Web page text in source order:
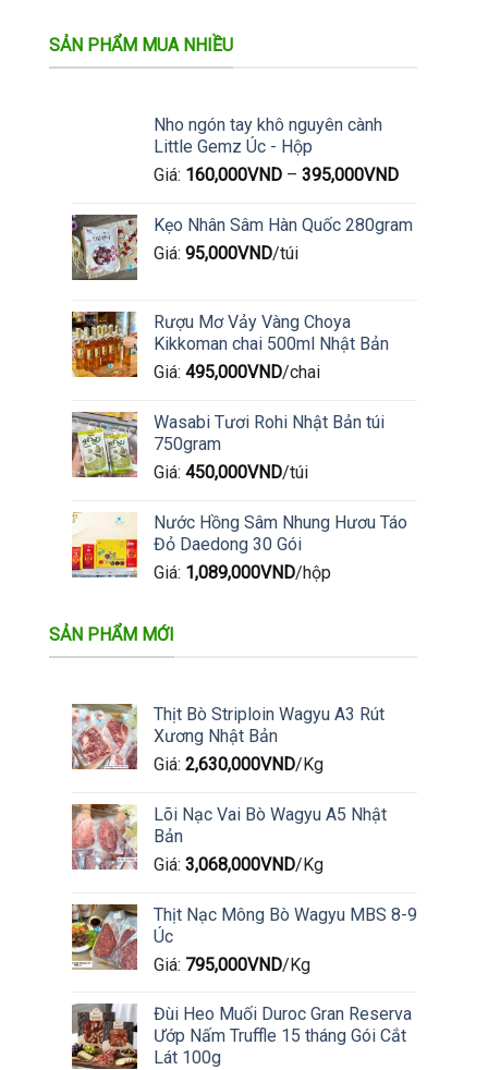
SẢN PHẨM MUA NHIỀU
Nho ngón tay khô nguyên cành
Little Gemz Úc - Hộp
Giá: 160,000VND– 395,000VND
Kẹo Nhân Sâm Hàn Quốc 280gram
Giá: 95,000VND/túi
Rượu Mơ Vảy Vàng Choya
Kikkoman chai 500ml Nhật Bản
Giá: 495,000VND/chai
Wasabi Tươi Rohi Nhật Bản túi
750gram
Giá: 450,000VND/túi
Nước Hồng Sâm Nhung Hươu Táo
Đỏ Daedong 30 Gói
Giá: 1,089,000VND/hộp
SẢN PHẨM MỚI
Thịt Bò Striploin Wagyu A3 Rút
Xương Nhật Bản
Giá: 2,630,000VND/Kg
Lõi Nạc Vai Bò Wagyu A5 Nhật
Bản
Giá: 3,068,000VND/Kg
Thịt Nạc Mông Bò Wagyu MBS 8-9
Úc
Giá: 795,000VND/Kg
Đùi Heo Muối Duroc Gran Reserva
Ướp Nấm Truffle 15 tháng Gói Cắt
Lát 100g